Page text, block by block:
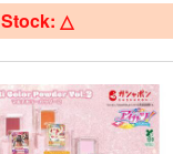
Stock: △